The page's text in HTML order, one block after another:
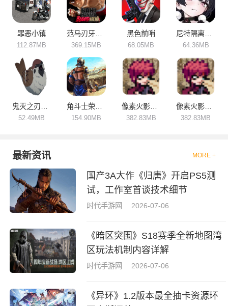
位意识和连招技巧，竞技性强、
打击感炸裂，让人越玩越上头。
这里整理了多款热门的动作竞技
类手游，涵盖MOBA对战、格斗
竞技、多人乱斗等多种类型，玩
法丰富、操作性拉满，喜欢硬核
竞技的小伙伴可以下载体验一
番！
罪恶小镇
112.87MB 369.15MB
黑色前哨
68.05MB 64.36MB
鬼灭之刃训练杀手
52.49MB
角斗士荣耀埃及
154.90MB
像素火影次世代
382.83MB
像素火影次世代2026
382.83MB
最新资讯 MORE +
国产3A大作《归唐》开启PS5测
试，工作室首谈技术细节
时代手游网 2026-07-06
《暗区突围》S18赛季全新地图湾
区玩法机制内容详解
时代手游网 2026-07-06
《异环》1.2版本最全抽卡资源环